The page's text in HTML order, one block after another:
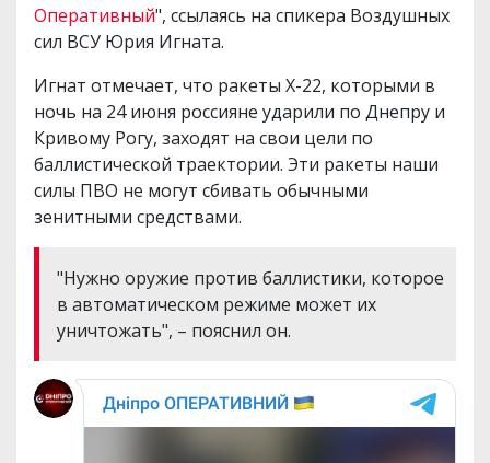
Оперативный", ссылаясь на спикера Воздушных
сил ВСУ Юрия Игната.
Игнат отмечает, что ракеты Х-22, которыми в
ночь на 24 июня россияне ударили по Днепру и
Кривому Рогу, заходят на свои цели по
баллистической траектории. Эти ракеты наши
силы ПВО не могут сбивать обычными
зенитными средствами.
"Нужно оружие против баллистики, которое
в автоматическом режиме может их
уничтожать", – пояснил он.